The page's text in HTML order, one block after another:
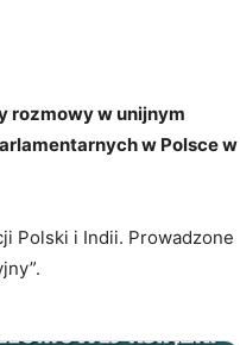
rozmowy w unijnym
w Polsce w
Polski i Indii. Prowadzone